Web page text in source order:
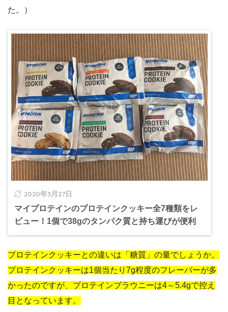
た。）
2020年3月27日
マイプロテインのプロテインクッキー全7種類をレ
ビュー！1個で38gのタンパク質と持ち運びが便利
プロテインクッキーとの違いは「糖質」の量でしょうか。
プロテインクッキーは1個当たり7g程度のフレーバーが多
かったのですが、プロテインブラウニーは4～5.4gで控え
目となっています。